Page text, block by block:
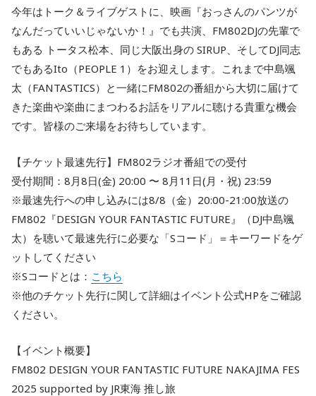
今年はトーク＆ライブゲストに、映画『おっさんのパンツが
なんだっていいじゃないか！』でも共演、FM802DJの先輩で
もある トータス松本、同じ大阪出身の SIRUP、そしてDJ同志
でもあるIto（PEOPLE 1）をお迎えします。これまで中島颯
太（FANTASTICS）と一緒にFM802の番組から大切に届けて
きた楽曲や楽曲にまつわるお話をリアルに聴ける貴重な機会
です。皆様のご来場をお待ちしています。
【チケット最速先行】FM802ラジオ番組での受付
受付期間：8月8日(金) 20:00 〜 8月11日(月・祝) 23:59
※最速先行への申し込みには8/8（金）20:00-21:00放送の
FM802『DESIGN YOUR FANTASTIC FUTURE』（DJ中島颯
太）を聴いて最速先行に必要な「Sコード」＝キーワードをゲ
ットしてください
※Sコードとは： こちら
※他のチケット先行に関して詳細はイベント公式HPをご確認
ください。
【イベント概要】
FM802 DESIGN YOUR FANTASTIC FUTURE NAKAJIMA FES
2025 supported by JR東海 推し旅